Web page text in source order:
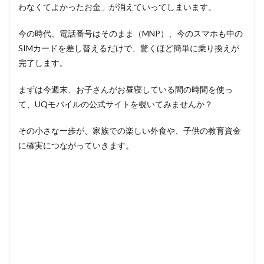
わなくてよかったお金」が消えていってしまいます。
今の時代、電話番号はそのまま（MNP）、今のスマホも中の
SIMカードを差し替えるだけで、驚くほど簡単に乗り換えが
完了します。
まずは今週末、お子さんがお昼寝している間の時間を使っ
て、UQモバイルの公式サイトを覗いてみませんか？
その小さな一歩が、家族での楽しい外食や、子供の教育資金
に確実につながっていきます。